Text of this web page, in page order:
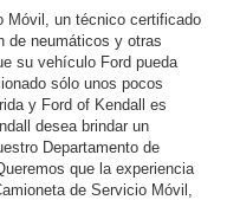
Móvil, un técnico certificado
de neumáticos y otras
su vehículo Ford pueda
sólo unos pocos
y Ford of Kendall es
desea brindar un
Departamento de
que la experiencia
de Servicio Móvil,